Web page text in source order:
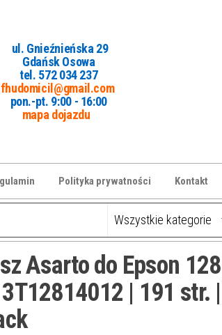
ul. Gnieźnieńska 29
Gdańsk Osowa
tel. 572 034 237
fhudomicil@gmail.com
pon.-pt. 9:00 - 16:00
mapa dojazdu
Polityka prywatności Kontakt
Asarto do Epson
| 191 str. |